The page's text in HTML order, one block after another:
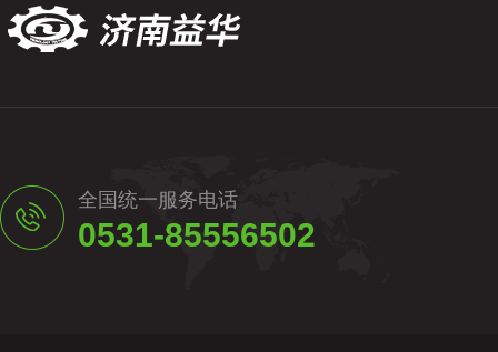
全国统一服务电话
0531-85556502